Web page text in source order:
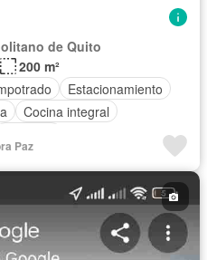
de Quito
200 m²
Estacionamiento
Cocina integral
Seguridad
Paz